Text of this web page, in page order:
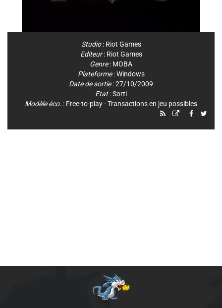
Studio: Riot Games
Editeur: Riot Games
Genre: MOBA
Plateforme:Windows
Date de sortie: 27/10/2009
Etat: Sorti
Modèle éco. : Free-to-play - Transactions en jeu possibles